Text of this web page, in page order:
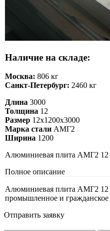
Наличие на складе:
Москва: 806 кг
Санкт-Петербург: 2460 кг
Длина 3000
Толщина 12
Размер 12х1200х3000
Марка стали АМГ2
Ширина 1200
Алюминиевая плита АМГ2 12
Полное описание
Алюминиевая плита АМГ2 12 х
промышленное и гражданское
Отправить заявку